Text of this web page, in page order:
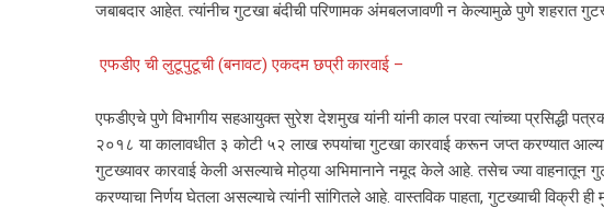
जबाबदार आहेत. त्यांनीच गुटखा बंदीची परिणामक अंमबलजावणी न केल्यामुळे पुणे शहरात
एफडीए ची लुटूपुटूची (बनावट) एकदम छप्री कारवाई –
एफडीएचे पुणे विभागीय सहआयुक्त सुरेश देशमुख यांनी यांनी काल परवा त्यांच्या प्रसिद्धी
२०१८ या कालावधीत ३ कोटी ५२ लाख रुपयांचा गुटखा कारवाई करून जप्त करण्यात
गुटख्यावर कारवाई केली असल्याचे मोठ्या अभिमानाने नमूद केले आहे. तसेच ज्या वाहनातून
करण्याचा निर्णय घेतला असल्याचे त्यांनी सांगितले आहे. वास्तविक पाहता, गुटख्याची विक्री